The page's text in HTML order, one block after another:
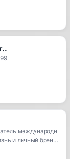
международн
и личный бренд